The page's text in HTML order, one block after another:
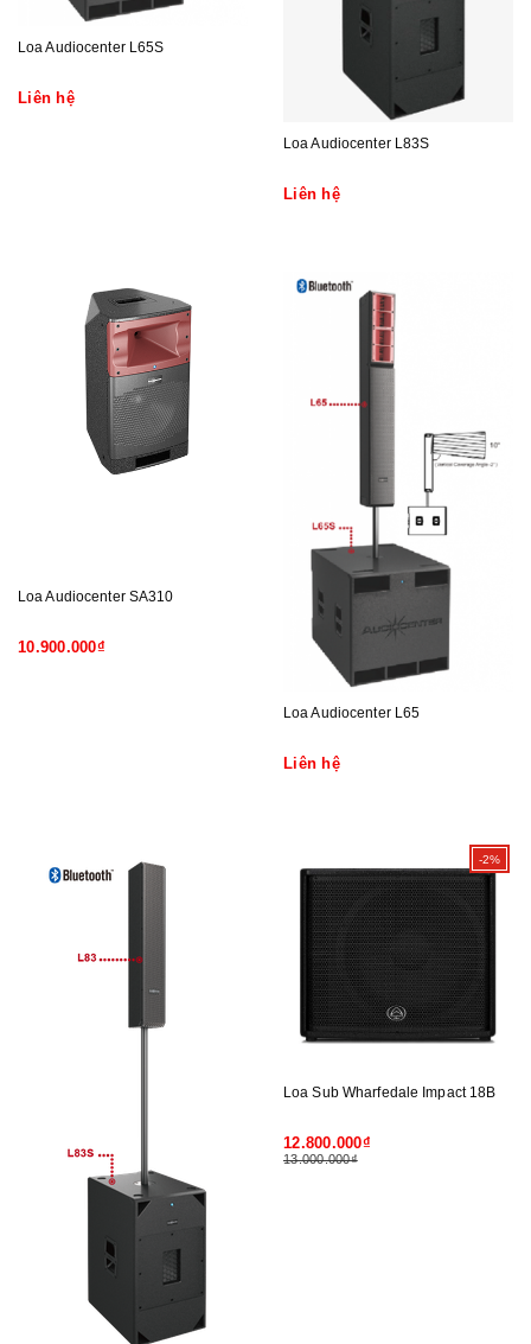
Loa Audiocenter L65S
Liên hệ
Loa Audiocenter L83S
Liên hệ
Loa Audiocenter SA310
10.900.000₫
Loa Audiocenter L65
Liên hệ
-2%
Loa Sub Wharfedale Impact 18B
12.800.000₫
13.000.000₫